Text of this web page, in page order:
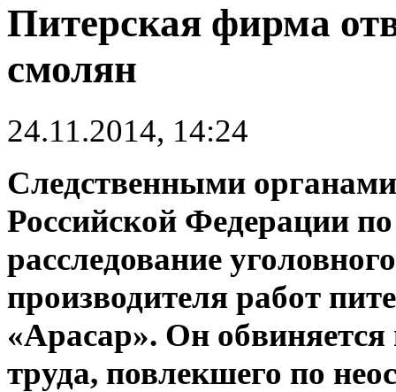
Питерская фирма
смолян
24.11.2014, 14:24
Следственными
Российской Федерации
расследование
производителя работ
«Арасар». Он
труда, повлекшего по